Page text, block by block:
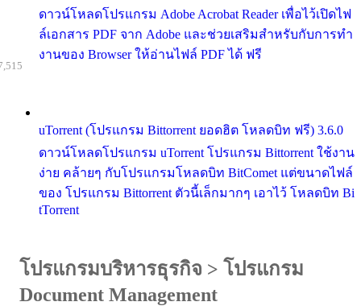
ดาวน์โหลดโปรแกรม Adobe Acrobat Reader เพื่อไว้เปิดไฟ
ล์เอกสาร PDF จาก Adobe และช่วยเสริมสำหรับกับการทำ
งานของ Browser ให้อ่านไฟล์ PDF ได้ ฟรี
uTorrent (โปรแกรม Bittorrent ยอดฮิต โหลดบิท ฟรี) 3.6.0
ดาวน์โหลดโปรแกรม uTorrent โปรแกรม Bittorrent ใช้งาน
ง่าย คล้ายๆ กับโปรแกรมโหลดบิท BitComet แต่ขนาดไฟล์
ของ โปรแกรม Bittorrent ตัวนี้เล็กมากๆ เอาไว้ โหลดบิท Bi
tTorrent
โปรแกรมบริหารธุรกิจ > โปรแกรม
Document Management